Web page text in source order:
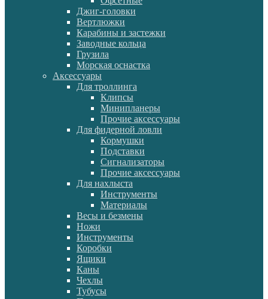
Джиг-головки
Вертлюжки
Карабины и застежки
Заводные кольца
Грузила
Морская оснастка
Аксессуары
Для троллинга
Клипсы
Минипланеры
Прочие аксессуары
Для фидерной ловли
Кормушки
Подставки
Сигнализаторы
Прочие аксессуары
Для нахлыста
Инструменты
Материалы
Весы и безмены
Ножи
Инструменты
Коробки
Ящики
Каны
Чехлы
Тубусы